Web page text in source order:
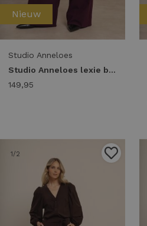
Nieuw
Studio Anneloes
Studio Anneloes lexie bonded trousers 94802 Broek 3800 blackberry
149,95
1/2